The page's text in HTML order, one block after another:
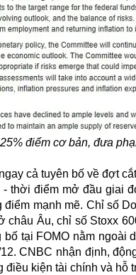
điểm cơ bản, đưa
cả tuyên bố về đợt
thời điểm mở đầu giai
mạnh mẽ. Chỉ số
châu Âu, chỉ số Stoxx
tại FOMO nằm ngoài
CNBC nhận định,
điều kiện tài chính và hỗ